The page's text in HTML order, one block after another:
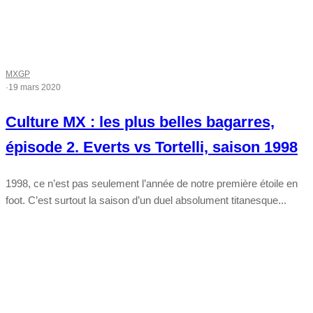
MXGP
·19 mars 2020
Culture MX : les plus belles bagarres,
épisode 2. Everts vs Tortelli, saison 1998
1998, ce n’est pas seulement l’année de notre première étoile en
foot. C’est surtout la saison d’un duel absolument titanesque...